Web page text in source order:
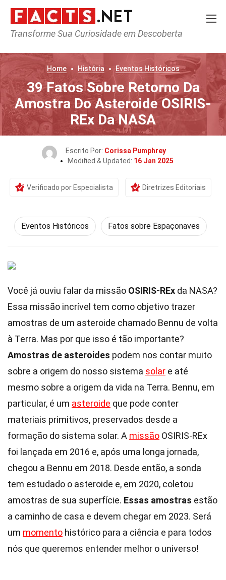
Transforme Sua Curiosidade em Descoberta
Home História Eventos Históricos
39 Fatos Sobre Retorno Da
Amostra Do Asteroide OSIRIS-
REx Da NASA
Escrito Por: Corissa Pumphrey
Modified & Updated: 16 Jan 2025
Verificado por Especialista Diretrizes Editoriais
Eventos Históricos Fatos sobre Espaçonaves
Você já ouviu falar da missão OSIRIS-REx da NASA?
Essa missão incrível tem como objetivo trazer
amostras de um asteroide chamado Bennu de volta
à Terra. Mas por que isso é tão importante?
Amostras de asteroides podem nos contar muito
sobre a origem do nosso sistema solar e até
mesmo sobre a origem da vida na Terra. Bennu, em
particular, é um asteroide que pode conter
materiais primitivos, preservados desde a
formação do sistema solar. A missão OSIRIS-REx
foi lançada em 2016 e, após uma longa jornada,
chegou a Bennu em 2018. Desde então, a sonda
tem estudado o asteroide e, em 2020, coletou
amostras de sua superfície. Essas amostras estão
a caminho de casa e devem chegar em 2023. Será
um momento histórico para a ciência e para todos
nós que queremos entender melhor o universo!